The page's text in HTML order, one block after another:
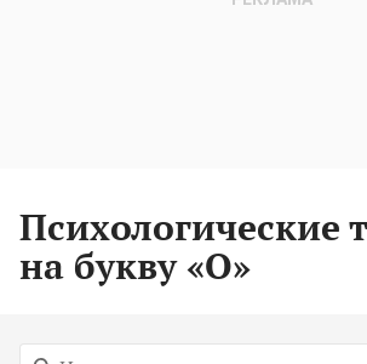
Психологические
на букву «О»